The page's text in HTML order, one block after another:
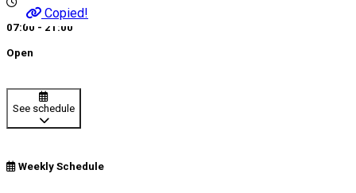
Copied!
07:00 - 21:00
Open
See schedule
Weekly Schedule